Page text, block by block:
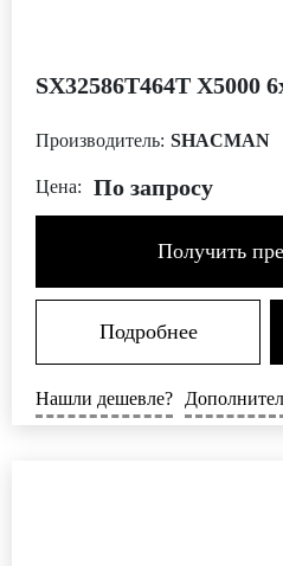
SX32586T464T Х5000
Производитель: SHACMAN
Цена: По запросу
Получить
Подробнее
Нашли дешевле?